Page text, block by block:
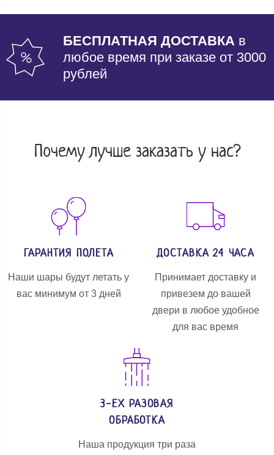
БЕСПЛАТНАЯ ДОСТАВКА в
любое время при заказе от 3000
рублей
Почему лучше заказать у нас?
ГАРАНТИЯ ПОЛЕТА
Наши шары будут летать у
вас минимум от 3 дней
ДОСТАВКА 24 ЧАСА
Принимает доставку и
привезем до вашей
двери в любое удобное
для вас время
3-ЕХ РАЗОВАЯ
ОБРАБОТКА
Наша продукция три раза